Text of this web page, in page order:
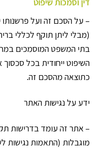
– על הסכם זה ועל פרשנותו
(מבלי ליתן תוקף לכללי
בתי המשפט המוסמכים
השיפוט ייחודית בכל
כתוצאה מהסכם זה.
ידע על נגישות האתר
– אתר זה עומד בדרישות
מוגבלות (התאמות נגישות